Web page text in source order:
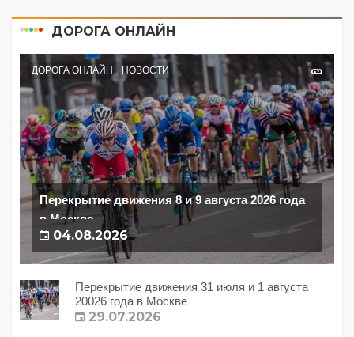
ДОРОГА ОНЛАЙН
ДОРОГА ОНЛАЙН НОВОСТИ
Перекрытие движения 8 и 9 августа 2026 года
в Москве
04.08.2026
Перекрытие движения 31 июля и 1 августа
20026 года в Москве
29.07.2026